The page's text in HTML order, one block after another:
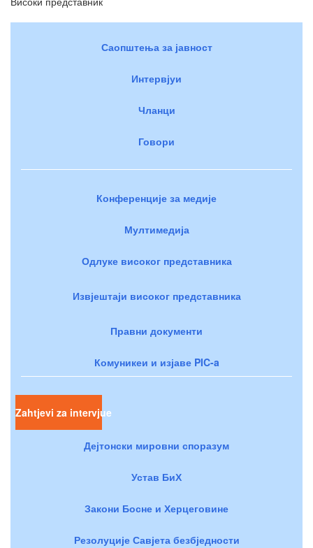
Саопштења за јавност
Интервјуи
Чланци
Говори
Конференције за медије
Мултимедија
Одлуке високог представника
Извјештаји високог представника
Правни документи
Комуникеи и изјаве PIC-a
Zahtjevi za intervjue
Дејтонски мировни споразум
Устав БиХ
Закони Босне и Херцеговине
Резолуције Савјета безбједности